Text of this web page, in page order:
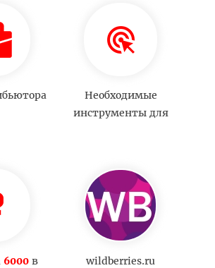
Необходимые
инструменты для
6000 в
wildberries.ru